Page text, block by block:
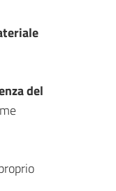
del